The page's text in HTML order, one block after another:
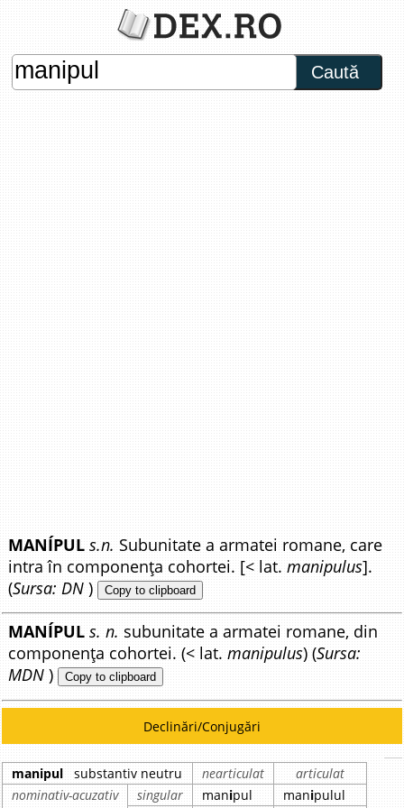
Caută
MANÍPUL s.n. Subunitate a armatei romane, care
intra în componența cohortei. [< lat.manipulus].
(Sursa: DN ) Copy to clipboard
MANÍPUL s. n. subunitate a armatei romane, din
componența cohortei. (< lat.manipulus) (Sursa:
MDN ) Copy to clipboard
Declinări/Conjugări
manipul substantiv neutru nearticulat
articulat
nominativ-acuzativ
singular manipul manipulul